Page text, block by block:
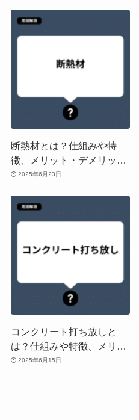
を解説
断熱材とは？仕組みや特
徴、メリット・デメリット
や「遮熱材」「絶縁材」と
2025年6月23日
コンクリート打ち放しと
は？仕組みや特徴、メリッ
ト・デメリットや「コンク
2025年6月15日